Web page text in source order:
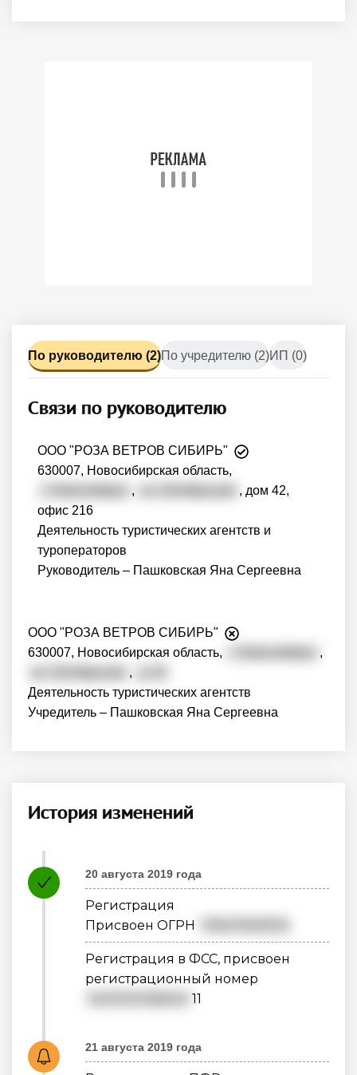
По руководителю (2)По учредителю (2)ИП (0)
Связи по руководителю
ООО "РОЗА ВЕТРОВ СИБИРЬ"
630007, Новосибирская область,
,
, дом 42,
офис 216
Деятельность туристических агентств и
туроператоров
Руководитель – Пашковская Яна Сергеевна
ООО "РОЗА ВЕТРОВ СИБИРЬ"
630007, Новосибирская область,
,
,
Деятельность туристических агентств
Учредитель – Пашковская Яна Сергеевна
История изменений
20 августа 2019 года
Регистрация
Присвоен ОГРН
Регистрация в ФСС, присвоен
регистрационный номер
11
21 августа 2019 года